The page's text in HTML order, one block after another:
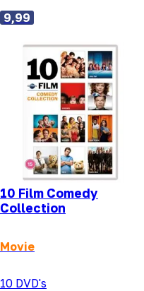
9,99
10 Film Comedy
Collection
Movie
10 DVD's